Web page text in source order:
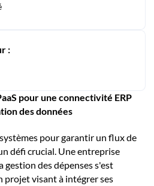
:
pour une connectivité ERP
des données
pour garantir un flux de
défi crucial. Une entreprise
gestion des dépenses s'est
projet visant à intégrer ses